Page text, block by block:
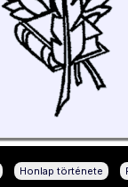
| Honlap története |